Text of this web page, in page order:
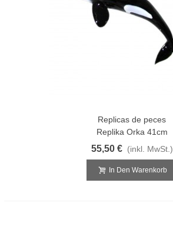
Replicas de peces
Replika Orka 41cm
55,50 € (inkl. MwSt.)
In Den Warenkorb